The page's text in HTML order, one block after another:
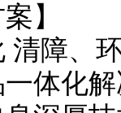
】
障、
化解